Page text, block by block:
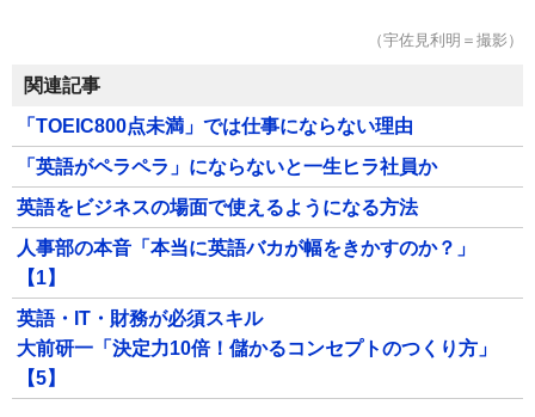
（宇佐見利明＝撮影）
関連記事
「TOEIC800点未満」では仕事にならない理由
「英語がペラペラ」にならないと一生ヒラ社員か
英語をビジネスの場面で使えるようになる方法
人事部の本音「本当に英語バカが幅をきかすのか？」
【1】
英語・IT・財務が必須スキル
大前研一「決定力10倍！儲かるコンセプトのつくり方」
【5】